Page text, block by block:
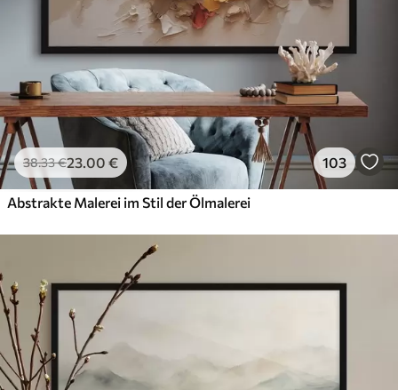
38.33€23.00 € 103
Abstrakte Malerei im Stil der Ölmalerei